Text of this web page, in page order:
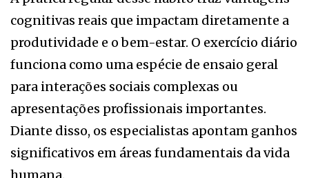
cognitivas reais que impactam diretamente a
produtividade e o bem-estar. O exercício diário
funciona como uma espécie de ensaio geral
para interações sociais complexas ou
apresentações profissionais importantes.
Diante disso, os especialistas apontam ganhos
significativos em áreas fundamentais da vida